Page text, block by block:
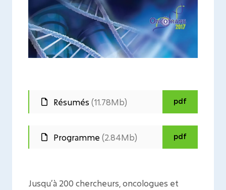
Résumés (11.78Mb) pdf
Programme (2.84Mb) pdf
Jusqu’à 200 chercheurs, oncologues et